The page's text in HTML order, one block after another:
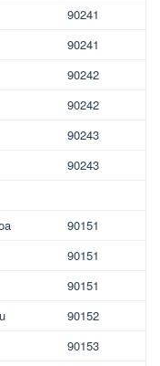
90241
90241
90242
90242
90243
90243
90151
90151
90151
90152
90153